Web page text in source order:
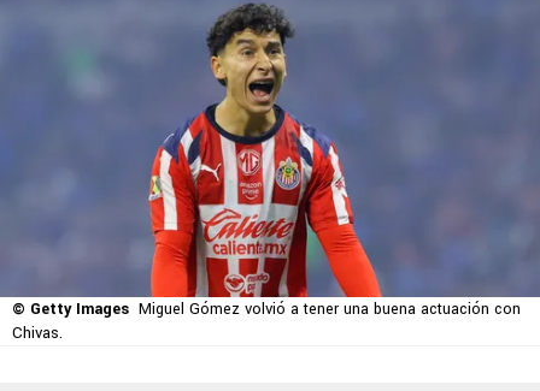
© Getty Images Miguel Gómez volvió a tener una buena actuación con
Chivas.